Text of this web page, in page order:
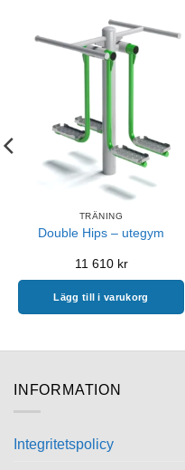
TRÄNING
Double Hips – utegym
11 610 kr
Lägg till i varukorg
INFORMATION
Integritetspolicy